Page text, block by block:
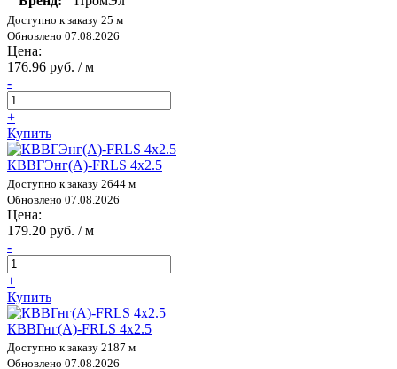
Доступно к заказу 25 м
Обновлено 07.08.2026
Цена:
176.96 руб. / м
-
+
Купить
КВВГЭнг(А)-FRLS 4х2.5
Доступно к заказу 2644 м
Обновлено 07.08.2026
Цена:
179.20 руб. / м
-
+
Купить
КВВГнг(А)-FRLS 4х2.5
Доступно к заказу 2187 м
Обновлено 07.08.2026